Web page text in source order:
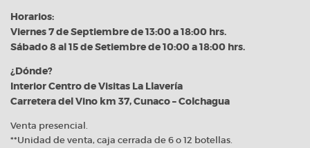
Horarios:
Viernes 7 de Septiembre de 13:00 a 18:00 hrs.
Sábado8 al 15 de Setiembre de 10:00 a 18:00 hrs.
¿Dónde?
Interior Centro de Visitas La Llavería
Carretera del Vino km 37, Cunaco – Colchagua
Venta presencial.
**Unidad de venta, caja cerrada de 6 o 12 botellas.